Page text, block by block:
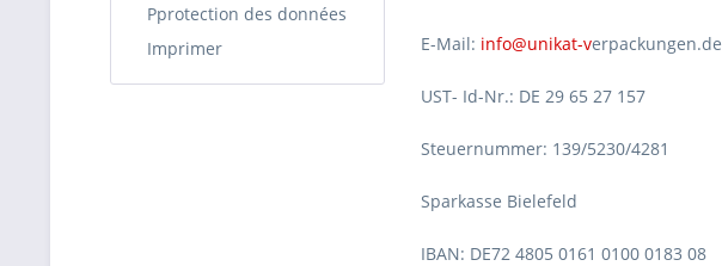
Pprotection des données
Imprimer
E-Mail: info@unikat-verpackungen.de
UST- Id-Nr.: DE 29 65 27 157
Steuernummer: 139/5230/4281
Sparkasse Bielefeld
IBAN: DE72 4805 0161 0100 0183 08